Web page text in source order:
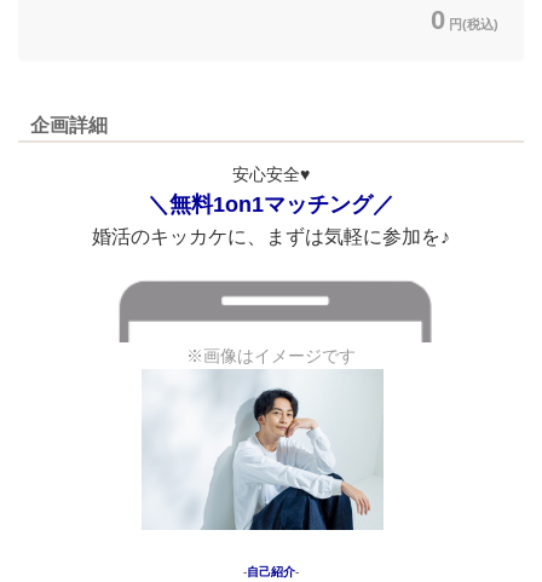
0 円(税込)
企画詳細
安心安全♥
＼無料1on1マッチング／
婚活のキッカケに、まずは気軽に参加を♪
※画像はイメージです
‐自己紹介‐